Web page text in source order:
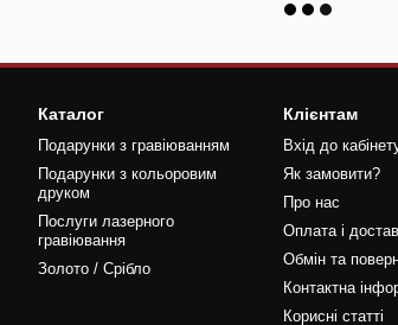
Каталог
Подарунки з гравіюванням
Подарунки з кольоровим
друком
Послуги лазерного
гравіювання
Золото / Срібло
Клієнтам
Вхід до
Як замовити?
Про нас
Оплата і
Обмін та
Контактна
Корисні статті